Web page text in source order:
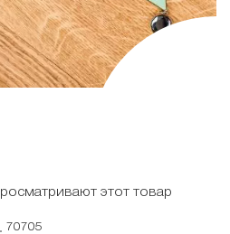
этот товар
70705